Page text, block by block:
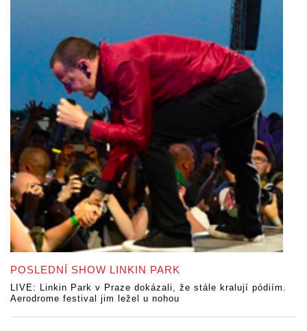
POSLEDNÍ SHOW LINKIN PARK
LIVE: Linkin Park v Praze dokázali, že stále kralují pódiím.
Aerodrome festival jim ležel u nohou